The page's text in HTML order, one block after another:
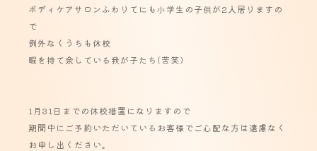
ボディケアサロンふわりてにも小学生の子供が2人居りますの
で
例外なくうちも休校
暇を持て余している我が子たち(苦笑)
1月31日までの休校措置になりますので
期間中にご予約いただいているお客様でご心配な方は遠慮なく
お申し出ください。